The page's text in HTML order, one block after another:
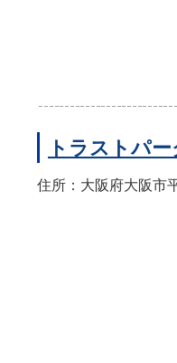
トラストパ
住所：大阪府大阪市